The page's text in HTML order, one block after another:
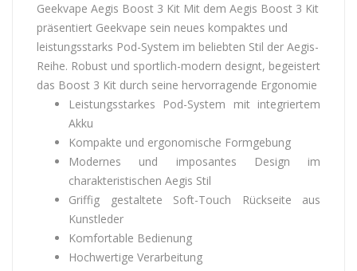
Geekvape Aegis Boost 3 Kit Mit dem Aegis Boost 3 Kit
präsentiert Geekvape sein neues kompaktes und
leistungsstarks Pod-System im beliebten Stil der Aegis-
Reihe. Robust und sportlich-modern designt, begeistert
das Boost 3 Kit durch seine hervorragende Ergonomie
Leistungsstarkes Pod-System mit integriertem
Akku
Kompakte und ergonomische Formgebung
Modernes und imposantes Design im
charakteristischen Aegis Stil
Griffig gestaltete Soft-Touch Rückseite aus
Kunstleder
Komfortable Bedienung
Hochwertige Verarbeitung